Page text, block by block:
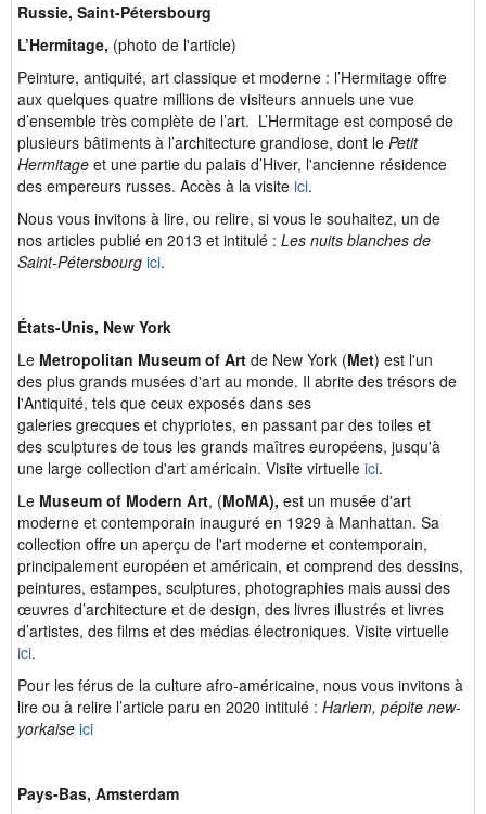
Russie, Saint-Pétersbourg
L’Hermitage, (photo de l'article)
Peinture, antiquité, art classique et moderne : l’Hermitage offre
aux quelques quatre millions de visiteurs annuels une vue
d’ensemble très complète de l’art. L’Hermitage est composé de
plusieurs bâtiments à l’architecture grandiose, dont le Petit
Hermitage et une partie du palais d’Hiver, l'ancienne résidence
des empereurs russes. Accès à la visite ici.
Nous vous invitons à lire, ou relire, si vous le souhaitez, un de
nos articles publié en 2013 et intitulé : Les nuits blanches de
Saint-Pétersbourg ici.
États-Unis, New York
Le Metropolitan Museum of Art de New York (Met) est l'un
des plus grands musées d'art au monde. Il abrite des trésors de
l'Antiquité, tels que ceux exposés dans ses
galeries grecques et chypriotes, en passant par des toiles et
des sculptures de tous les grands maîtres européens, jusqu'à
une large collection d'art américain. Visite virtuelle ici.
Le Museum of Modern Art, (MoMA), est un musée d'art
moderne et contemporain inauguré en 1929 à Manhattan. Sa
collection offre un aperçu de l'art moderne et contemporain,
principalement européen et américain, et comprend des dessins,
peintures, estampes, sculptures, photographies mais aussi des
œuvres d’architecture et de design, des livres illustrés et livres
d’artistes, des films et des médias électroniques. Visite virtuelle
ici.
Pour les férus de la culture afro-américaine, nous vous invitons à
lire ou à relire l’article paru en 2020 intitulé : Harlem, pépite new-
yorkaise ici
Pays-Bas, Amsterdam